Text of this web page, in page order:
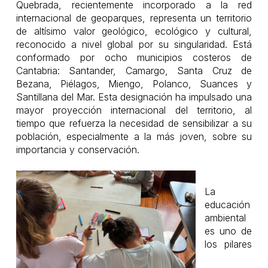
Quebrada, recientemente incorporado a la red
internacional de geoparques, representa un territorio
de altísimo valor geológico, ecológico y cultural,
reconocido a nivel global por su singularidad. Está
conformado por ocho municipios costeros de
Cantabria: Santander, Camargo, Santa Cruz de
Bezana, Piélagos, Miengo, Polanco, Suances y
Santillana del Mar. Esta designación ha impulsado una
mayor proyección internacional del territorio, al
tiempo que refuerza la necesidad de sensibilizar a su
población, especialmente a la más joven, sobre su
importancia y conservación.
La
educación
ambiental
es uno de
los pilares